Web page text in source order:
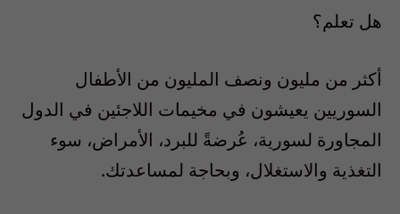
هل تعلم؟
أكثر من مليون ونصف المليون من الأطفال
السوريين يعيشون في مخيمات اللاجئين في الدول
المجاورة لسورية، عُرضةً للبرد، الأمراض، سوء
التغذية والاستغلال، وبحاجة لمساعدتك.